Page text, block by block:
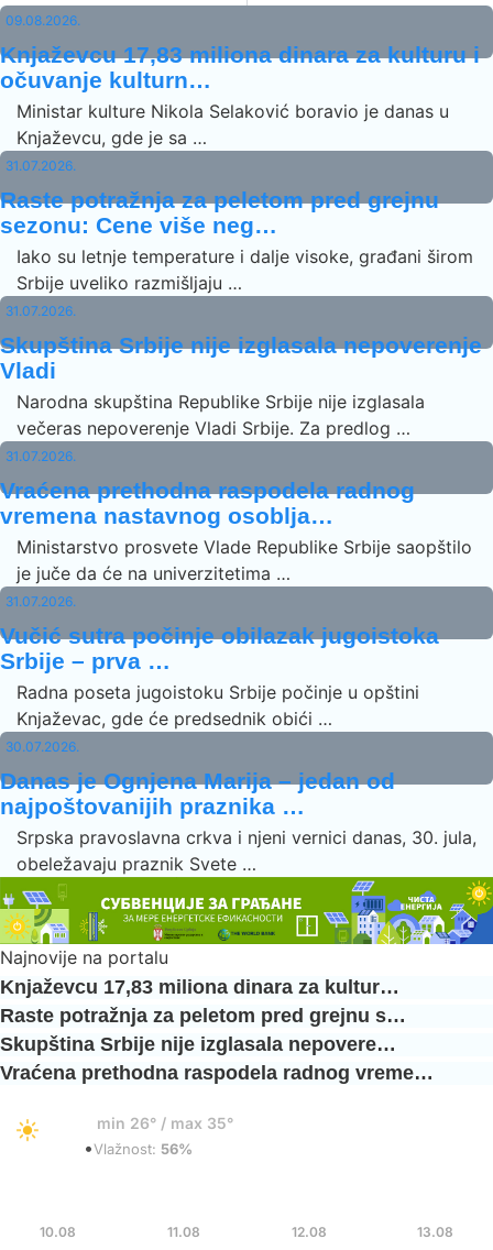
09.08.2026.
Knjaževcu 17,83 miliona dinara za kulturu i
očuvanje kulturn…
Ministar kulture Nikola Selaković boravio je danas u
Knjaževcu, gde je sa …
31.07.2026.
Raste potražnja za peletom pred grejnu
sezonu: Cene više neg…
Iako su letnje temperature i dalje visoke, građani širom
Srbije uveliko razmišljaju …
31.07.2026.
Skupština Srbije nije izglasala nepoverenje
Vladi
Narodna skupština Republike Srbije nije izglasala
večeras nepoverenje Vladi Srbije. Za predlog …
31.07.2026.
Vraćena prethodna raspodela radnog
vremena nastavnog osoblja…
Ministarstvo prosvete Vlade Republike Srbije saopštilo
je juče da će na univerzitetima …
31.07.2026.
Vučić sutra počinje obilazak jugoistoka
Srbije – prva …
Radna poseta jugoistoku Srbije počinje u opštini
Knjaževac, gde će predsednik obići …
30.07.2026.
Danas je Ognjena Marija – jedan od
najpoštovanijih praznika …
Srpska pravoslavna crkva i njeni vernici danas, 30. jula,
obeležavaju praznik Svete …
Najnovije na portalu
Knjaževcu 17,83 miliona dinara za kultur…
Raste potražnja za peletom pred grejnu s…
Skupština Srbije nije izglasala nepovere…
Vraćena prethodna raspodela radnog vreme…
min 26° / max 35°
•Vlažnost: 56%
10.08 11.08 12.08 13.08